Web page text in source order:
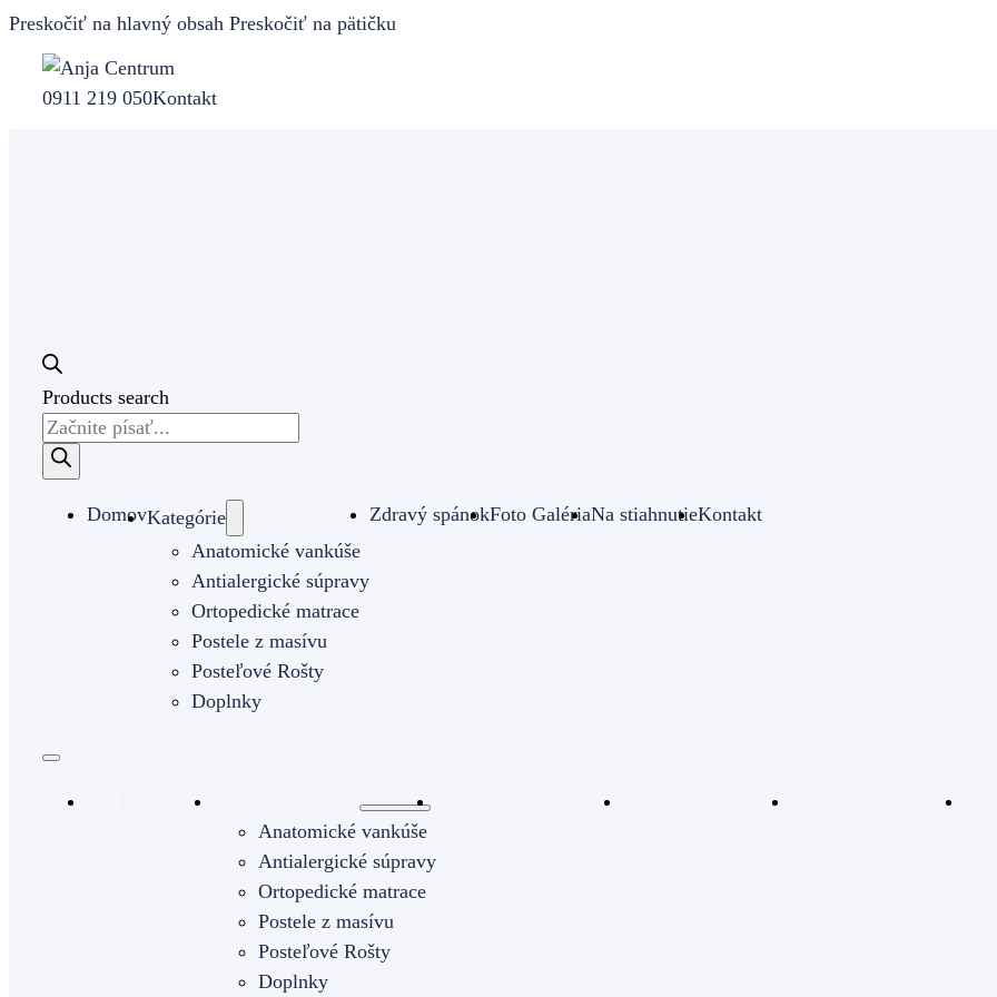
Preskočiť na hlavný obsah Preskočiť na pätičku
0911 219 050Kontakt
Products search
DomovKategórie
Anatomické vankúše
Antialergické súpravy
Ortopedické matrace
Postele z masívu
Posteľové Rošty
Doplnky
Zdravý spánokFoto GalériaNa stiahnutieKontakt
Anatomické vankúše
Antialergické súpravy
Ortopedické matrace
Postele z masívu
Posteľové Rošty
Doplnky